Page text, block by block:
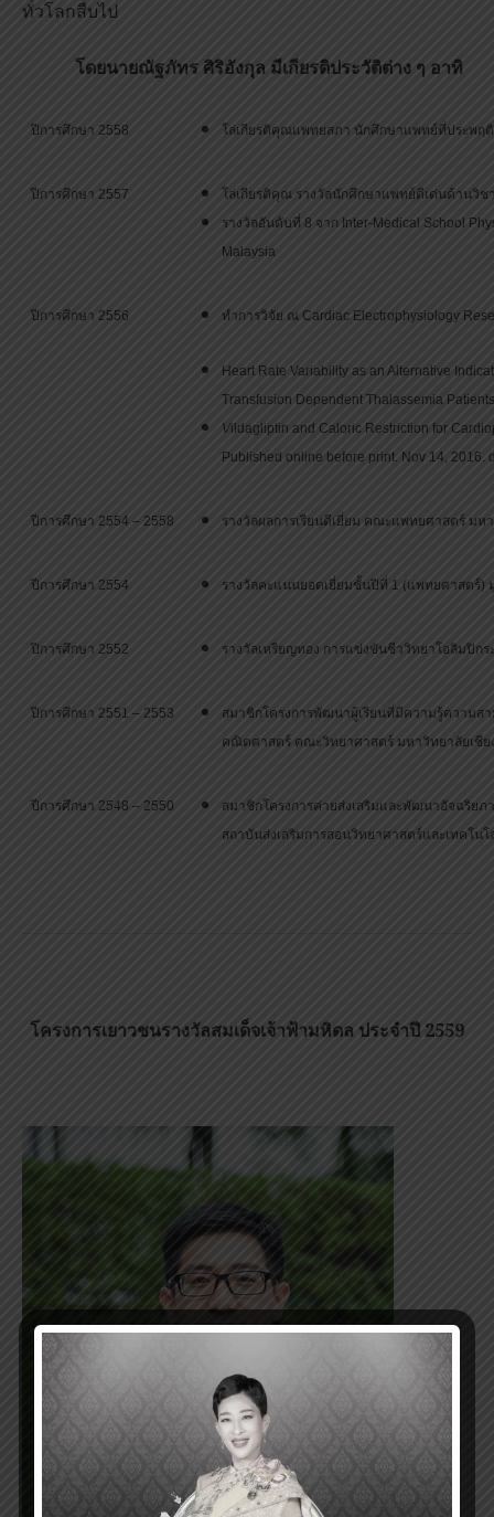
ทั่วโลกสืบไป
โดยนายณัฐภัทร ศิริอังกุล มีเกียรติประวัติต่าง ๆ อาทิ
ปีการศึกษา 2558 โล่เกียรติคุณแพทยสภา นักศึกษาแพทย์ที่ประพฤ
ปีการศึกษา 2557
โล่เกียรติคุณ รางวัลนักศึกษาแพทย์ดีเด่นด้านวิ
รางวัลอันดับที่ 8 จาก Inter-Medical School
Malaysia
ปีการศึกษา 2556 ทำการวิจัย ณ Cardiac Electrophysiology
Heart Rate Variability as an Alternative
Transfusion Dependent Thalassemia
Vildagliptin and Caloric Restriction for
Published online before print. Nov 14, 2016.
ปีการศึกษา 2554 – 2558 รางวัลผลการเรียนดีเยี่ยม คณะแพทยศาสตร์ มห
ปีการศึกษา 2554 รางวัลคะแนนยอดเยี่ยมชั้นปีที่ 1 (แพทยศาสตร์)
ปีการศึกษา 2552 รางวัลเหรียญทอง การแข่งขันชีววิทยาโอลิมปิก
ปีการศึกษา 2551 – 2553
สมาชิกโครงการพัฒนาผู้เรียนที่มีความรู้ความ
คณิตศาสตร์ คณะวิทยาศาสตร์ มหาวิทยาลัยเชีย
ปีการศึกษา 2548 – 2550
สมาชิกโครงการค่ายส่งเสริมและพัฒนาอัจฉริย
สถาบันส่งเสริมการสอนวิทยาศาสตร์และเทคโนโ
โครงการเยาวชนรางวัลสมเด็จเจ้าฟ้ามหิดล ประจำปี 2559